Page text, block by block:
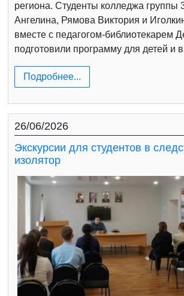
региона. Студенты колледжа группы
Ангелина, Рямова Виктория и
вместе с педагогом-библиотекарем
подготовили программу для детей и
Подробнее...
26/06/2026
Экскурсии для студентов в
изолятор